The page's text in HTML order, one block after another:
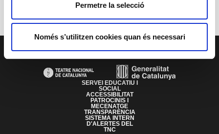
Permetre la selecció
Només s’utilitzen cookies quan és necessari
PAGE FOOTER
SERVEI EDUCATIU I
SOCIAL
ACCESSIBILITAT
PATROCINIS I
MECENATGE
TRANSPARÈNCIA
SISTEMA INTERN
D'ALERTES DEL
TNC